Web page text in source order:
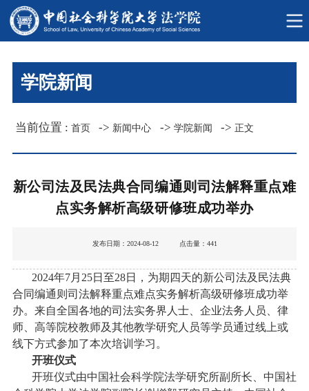
学院新闻
当前位置 :首页 -> 新闻中心 -> 学院新闻 ->正文
新公司法及民法典合同编通则司法解释重点难
点实务解析高级研修班成功举办
发布日期：2024-08-12 点击量： 441
2024年7月25日至28日，为期四天的新公司法及民法典
合同编通则司法解释重点难点实务解析高级研修班成功举
办。来自全国各地的司法实务界人士、企业法务人员、律
师、高等院校教师及其他教学研究人员等学员通过线上或
线下方式参加了本次培训学习。
开班仪式
开班仪式由中国社会科学院法学研究所副所长、中国社